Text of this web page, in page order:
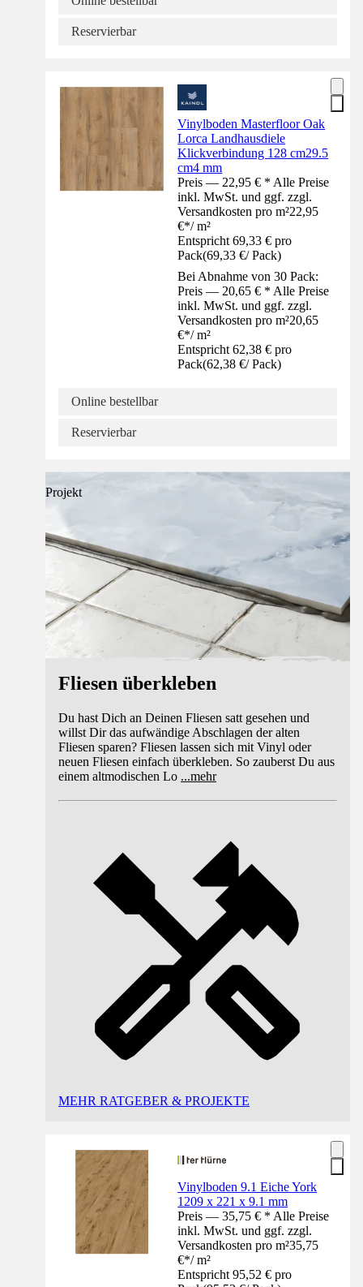
Reservierbar
Vinylboden Masterfloor Oak
Lorca Landhausdiele
Klickverbindung 128 cm29.5
cm4 mm
Preis — 22,95 € * Alle Preise
inkl. MwSt. und ggf. zzgl.
Versandkosten pro m²22,95
€*/ m²
Entspricht 69,33 € pro
Pack(69,33 €/ Pack)
Bei Abnahme von 30 Pack:
Preis — 20,65 € * Alle Preise
inkl. MwSt. und ggf. zzgl.
Versandkosten pro m²20,65
€*/ m²
Entspricht 62,38 € pro
Pack(62,38 €/ Pack)
Online bestellbar
Reservierbar
Projekt
Fliesen überkleben
Du hast Dich an Deinen Fliesen satt gesehen und
willst Dir das aufwändige Abschlagen der alten
Fliesen sparen? Fliesen lassen sich mit Vinyl oder
neuen Fliesen einfach überkleben. So zauberst Du aus
einem altmodischen Lo ...mehr
MEHR RATGEBER & PROJEKTE
Vinylboden 9.1 Eiche York
1209 x 221 x 9.1 mm
Preis — 35,75 € * Alle Preise
inkl. MwSt. und ggf. zzgl.
Versandkosten pro m²35,75
€*/ m²
Entspricht 95,52 € pro